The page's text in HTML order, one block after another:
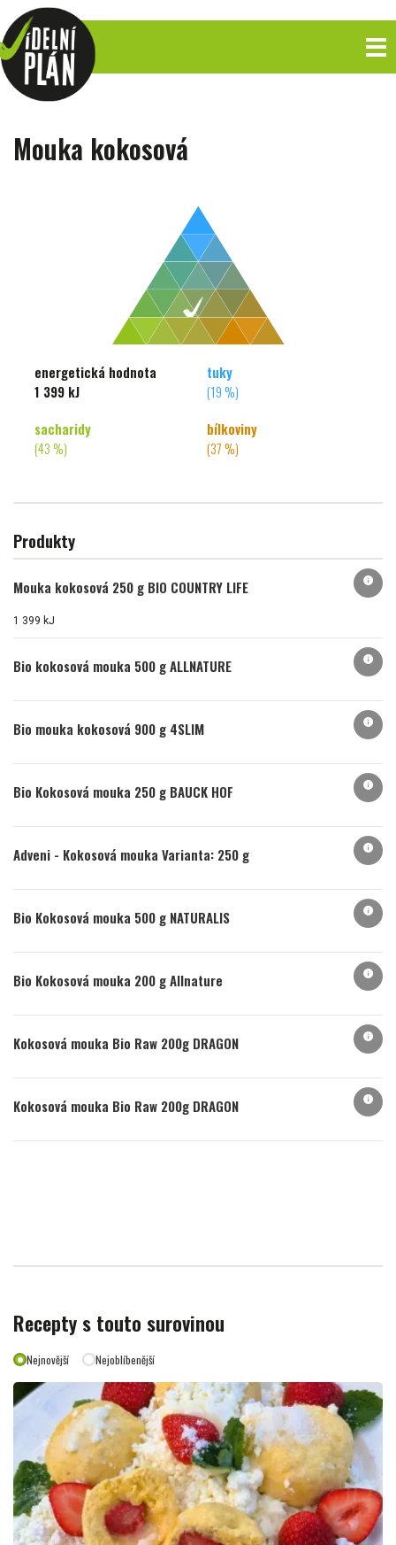
Mouka kokosová
energetická hodnota
1 399 kJ
tuky
(19 %)
sacharidy
(43 %)
bílkoviny
(37 %)
Produkty
Mouka kokosová 250 g BIO COUNTRY LIFE
1 399 kJ
info
Bio kokosová mouka 500 g ALLNATURE info
Bio mouka kokosová 900 g 4SLIM info
Bio Kokosová mouka 250 g BAUCK HOF info
Adveni - Kokosová mouka Varianta: 250 g info
Bio Kokosová mouka 500 g NATURALIS info
Bio Kokosová mouka 200 g Allnature info
Kokosová mouka Bio Raw 200g DRAGON info
Kokosová mouka Bio Raw 200g DRAGON info
Recepty s touto surovinou
Nejnovější Nejoblíbenější